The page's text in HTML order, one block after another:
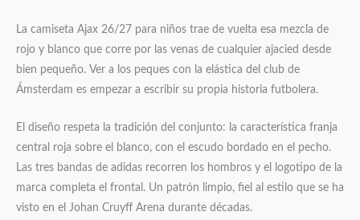
La camiseta Ajax 26/27 para niños trae de vuelta esa mezcla de
rojo y blanco que corre por las venas de cualquier ajacied desde
bien pequeño. Ver a los peques con la elástica del club de
Ámsterdam es empezar a escribir su propia historia futbolera.
El diseño respeta la tradición del conjunto: la característica franja
central roja sobre el blanco, con el escudo bordado en el pecho.
Las tres bandas de adidas recorren los hombros y el logotipo de la
marca completa el frontal. Un patrón limpio, fiel al estilo que se ha
visto en el Johan Cruyff Arena durante décadas.